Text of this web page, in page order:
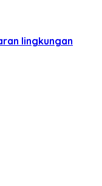
lingkungan